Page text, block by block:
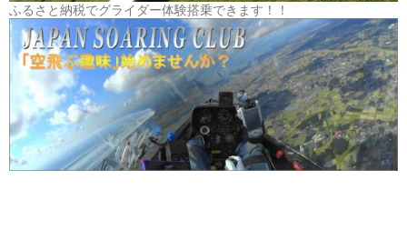
ふるさと納税でグライダー体験搭乗できます！！